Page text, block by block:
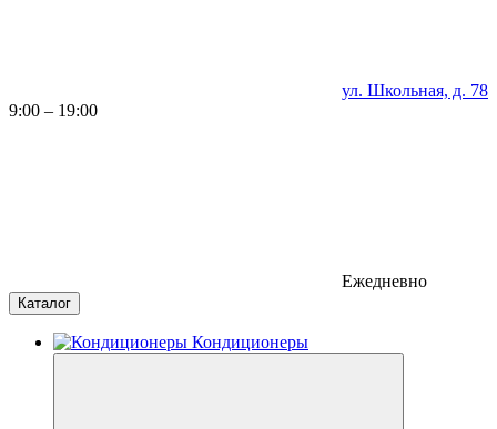
ул. Школьная, д. 78
9:00 – 19:00
Ежедневно
Каталог
Кондиционеры